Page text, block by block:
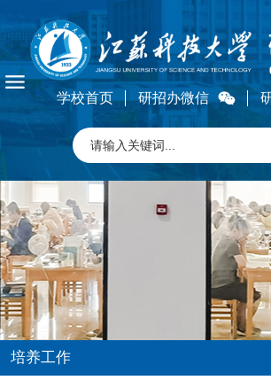
学校首页 研招办微信
培养工作